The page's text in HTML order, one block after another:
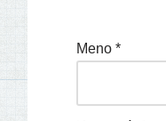
Meno *